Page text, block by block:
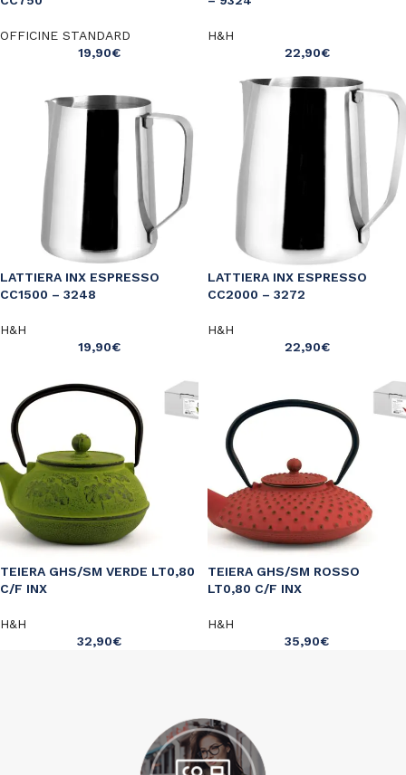
OFFICINE STANDARD
19,90€
H&H
22,90€
LATTIERA INX ESPRESSO
CC1500 – 3248
H&H
19,90€
LATTIERA INX ESPRESSO
CC2000 – 3272
H&H
22,90€
TEIERA GHS/SM VERDE LT0,80
C/F INX
H&H
32,90€
TEIERA GHS/SM ROSSO
LT0,80 C/F INX
H&H
35,90€